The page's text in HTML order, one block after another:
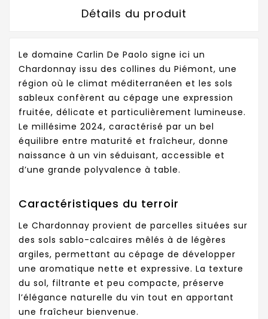
Détails du produit
Le domaine Carlin De Paolo signe ici un
Chardonnay issu des collines du Piémont, une
région où le climat méditerranéen et les sols
sableux confèrent au cépage une expression
fruitée, délicate et particulièrement lumineuse.
Le millésime 2024, caractérisé par un bel
équilibre entre maturité et fraîcheur, donne
naissance à un vin séduisant, accessible et
d’une grande polyvalence à table.
Caractéristiques du terroir
Le Chardonnay provient de parcelles situées sur
des sols sablo-calcaires mêlés à de légères
argiles, permettant au cépage de développer
une aromatique nette et expressive. La texture
du sol, filtrante et peu compacte, préserve
l’élégance naturelle du vin tout en apportant
une fraîcheur bienvenue.